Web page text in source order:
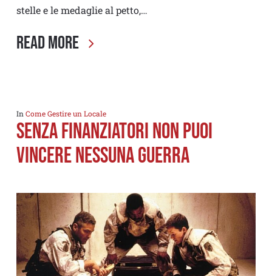
stelle e le medaglie al petto,…
Read More
In Come Gestire un Locale
Senza finanziatori non puoi
vincere nessuna guerra